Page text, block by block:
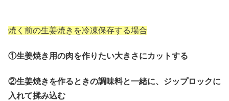
焼く前の生姜焼きを冷凍保存する場合
①生姜焼き用の肉を作りたい大きさにカットする
②生姜焼きを作るときの調味料と一緒に、ジップロックに
入れて揉み込む